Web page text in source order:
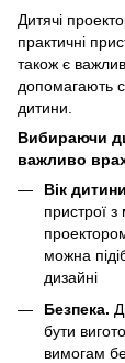
Дитячі
практичні
також є
допомагають
дитини.
Вибираючи
важливо
Вік
пристрої
можна
дизайні
Безпека.
бути
вимогам